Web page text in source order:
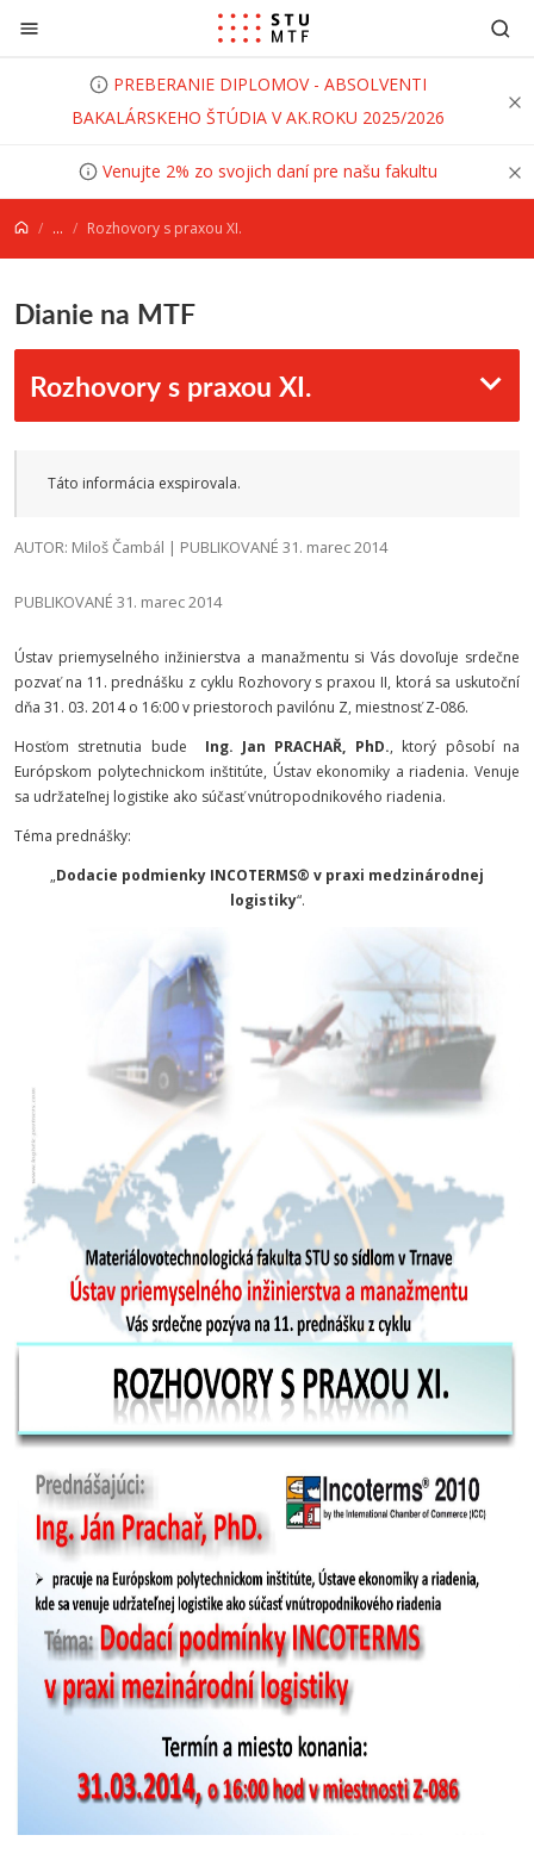
Prejsť na obsah
PREBERANIE DIPLOMOV - ABSOLVENTI
BAKALÁRSKEHO ŠTÚDIA V AK.ROKU 2025/2026
Venujte 2% zo svojich daní pre našu fakultu
... Rozhovory s praxou XI.
Dianie na MTF
Rozhovory s praxou XI.
Táto informácia exspirovala.
AUTOR: Miloš Čambál | PUBLIKOVANÉ 31. marec 2014
PUBLIKOVANÉ 31. marec 2014
Ústav priemyselného inžinierstva a manažmentu si Vás dovoľuje srdečne
pozvať na 11. prednášku z cyklu Rozhovory s praxou II, ktorá sa uskutoční
dňa 31. 03. 2014 o 16:00 v priestoroch pavilónu Z, miestnosť Z-086.
Hosťom stretnutia bude
Ing. Jan PRACHAŘ, PhD., ktorý pôsobí na
Európskom polytechnickom inštitúte, Ústav ekonomiky a riadenia. Venuje
sa udržateľnej logistike ako súčasť vnútropodnikového riadenia.
Téma prednášky:
„Dodacie podmienky INCOTERMS® v praxi medzinárodnej
logistiky“.